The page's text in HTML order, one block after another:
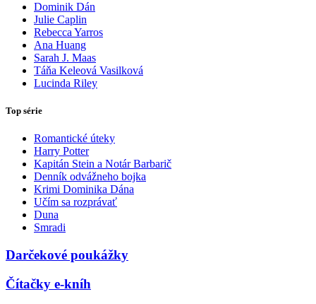
Dominik Dán
Julie Caplin
Rebecca Yarros
Ana Huang
Sarah J. Maas
Táňa Keleová Vasilková
Lucinda Riley
Top série
Romantické úteky
Harry Potter
Kapitán Stein a Notár Barbarič
Denník odvážneho bojka
Krimi Dominika Dána
Učím sa rozprávať
Duna
Smradi
Darčekové poukážky
Čítačky e-kníh